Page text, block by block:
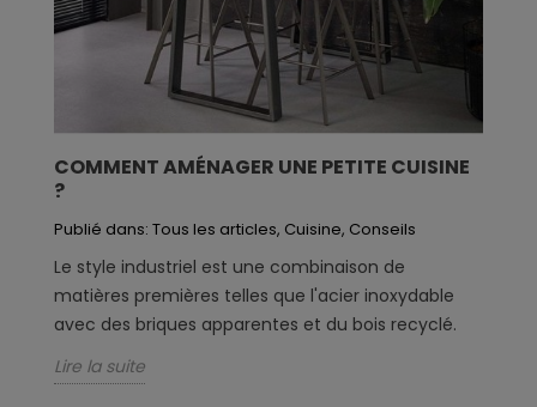
COMMENT AMÉNAGER UNE PETITE CUISINE
?
Publié dans: Tous les articles, Cuisine, Conseils
Le style industriel est une combinaison de
matières premières telles que l'acier inoxydable
avec des briques apparentes et du bois recyclé.
Lire la suite